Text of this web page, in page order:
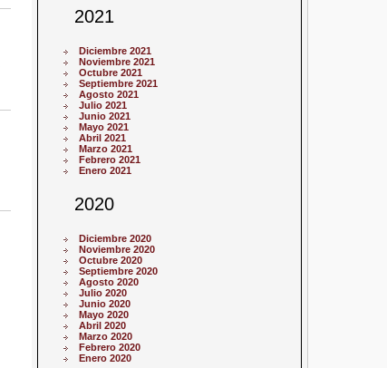
2021
Diciembre 2021
Noviembre 2021
Octubre 2021
Septiembre 2021
Agosto 2021
Julio 2021
Junio 2021
Mayo 2021
Abril 2021
Marzo 2021
Febrero 2021
Enero 2021
2020
Diciembre 2020
Noviembre 2020
Octubre 2020
Septiembre 2020
Agosto 2020
Julio 2020
Junio 2020
Mayo 2020
Abril 2020
Marzo 2020
Febrero 2020
Enero 2020